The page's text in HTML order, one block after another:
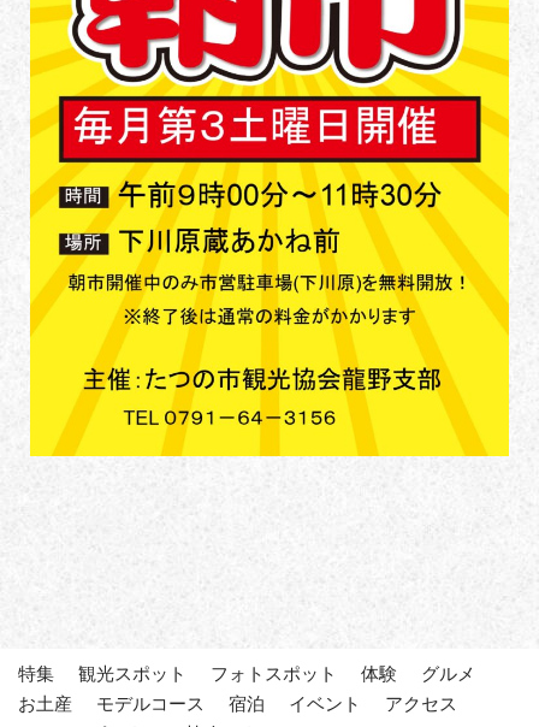
特集 観光スポット フォトスポット 体験
グルメ
お土産
モデルコース 宿泊 イベント
アクセス